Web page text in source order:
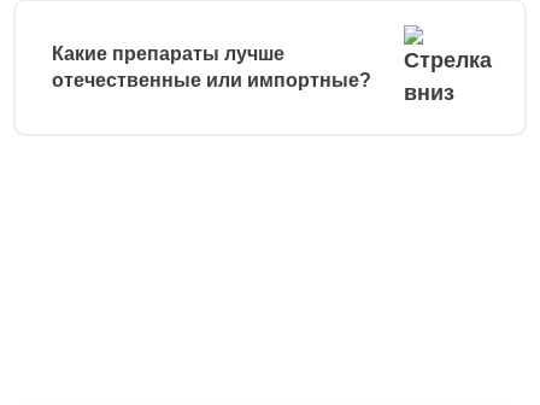
Какие препараты лучше
отечественные или импортные?